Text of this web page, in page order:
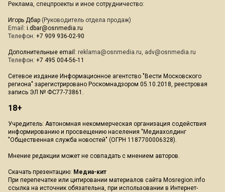
Реклама, спецпроекты и иное сотрудничество:
Игорь Дбар (Руководитель отдела продаж)
Email: i.dbar@osnmedia.ru
Телефон: +7 909 936-02-90
Дополнительные email: reklama@osnmedia.ru, adv@osnmedia.ru
Телефон: +7 495 004-56-11
Сетевое издание Информационное агентство "Вести Московского
региона" зарегистрировано Роскомнадзором 05.10.2018, реестровая
запись ЭЛ № ФС77-73861.
18+
Учредитель: Автономная некоммерческая организация содействия
информированию и просвещению населения "Медиахолдинг
"Общественная служба новостей" (ОГРН 1187700006328).
Мнение редакции может не совпадать с мнением авторов.
Скачать презентацию: Медиа-кит
При перепечатке или цитировании материалов сайта Mosregion.info
ссылка на источник обязательна, при использовании в Интернет-